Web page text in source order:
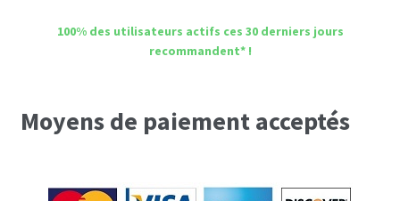
100% des utilisateurs actifs ces 30 derniers jours
recommandent* !
Moyens de paiement acceptés